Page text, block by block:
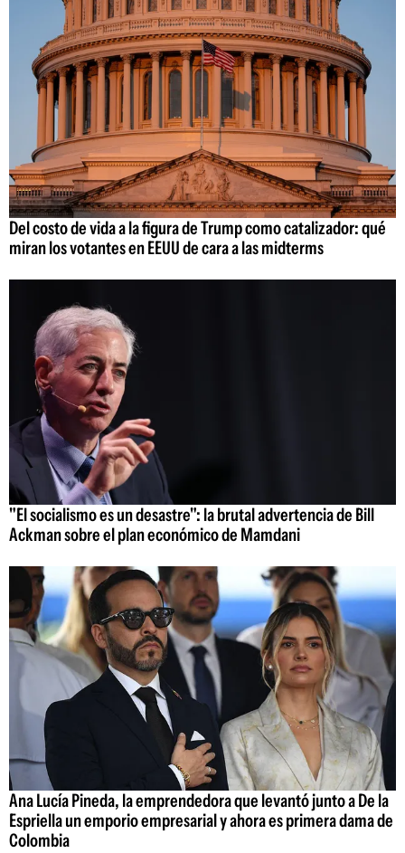
Del costo de vida a la figura de Trump como catalizador: qué
miran los votantes en EEUU de cara a las midterms
"El socialismo es un desastre": la brutal advertencia de Bill
Ackman sobre el plan económico de Mamdani
Ana Lucía Pineda, la emprendedora que levantó junto a De la
Espriella un emporio empresarial y ahora es primera dama de
Colombia